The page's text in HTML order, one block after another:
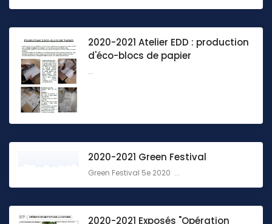
2020-2021 Atelier EDD : production
d'éco-blocs de papier
...
2020-2021 Green Festival
Green Festival 5e 2020 ...
2020-2021 Exposés "Opération